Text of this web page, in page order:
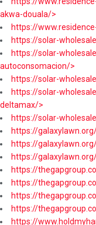
akwa-douala/>
https://
https://solar-
https://solar-
autoconsomacion/>
https://solar-
https://solar-
deltamax/>
https://solar-
https://
https://
https://
https://
https://
https://
https://
https://